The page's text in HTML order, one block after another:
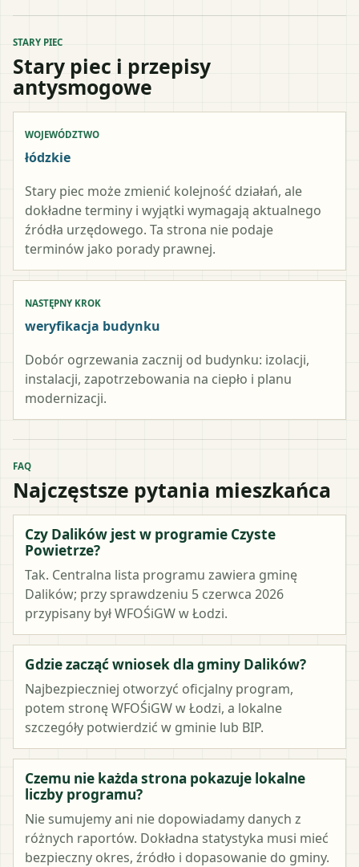
STARY PIEC
Stary piec i przepisy
antysmogowe
WOJEWÓDZTWO
łódzkie
Stary piec może zmienić kolejność działań, ale
dokładne terminy i wyjątki wymagają aktualnego
źródła urzędowego. Ta strona nie podaje
terminów jako porady prawnej.
NASTĘPNY KROK
weryfikacja budynku
Dobór ogrzewania zacznij od budynku: izolacji,
instalacji, zapotrzebowania na ciepło i planu
modernizacji.
FAQ
Najczęstsze pytania mieszkańca
Czy Dalików jest w programie Czyste
Powietrze?
Tak. Centralna lista programu zawiera gminę
Dalików; przy sprawdzeniu 5 czerwca 2026
przypisany był WFOŚiGW w Łodzi.
Gdzie zacząć wniosek dla gminy Dalików?
Najbezpieczniej otworzyć oficjalny program,
potem stronę WFOŚiGW w Łodzi, a lokalne
szczegóły potwierdzić w gminie lub BIP.
Czemu nie każda strona pokazuje lokalne
liczby programu?
Nie sumujemy ani nie dopowiadamy danych z
różnych raportów. Dokładna statystyka musi mieć
bezpieczny okres, źródło i dopasowanie do gminy.